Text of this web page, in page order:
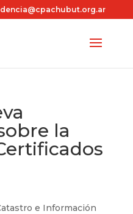
la
e Información